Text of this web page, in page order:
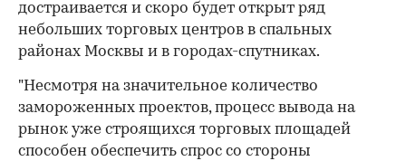
достраивается и скоро будет открыт ряд
небольших торговых центров в спальных
районах Москвы и в городах-спутниках.
"Несмотря на значительное количество
замороженных проектов, процесс вывода на
рынок уже строящихся торговых площадей
способен обеспечить спрос со стороны